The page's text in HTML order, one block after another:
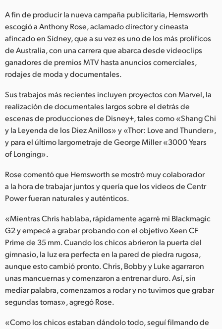
New Zealand
Norway
Poland
Portugal
Singapore
South Africa
España
Sweden
Chinese Taipei
Turkey
UAE
United Kingdom
United States
A fin de producir la nueva campaña publicitaria, Hemsworth
escogió a Anthony Rose, aclamado director y cineasta
afincado en Sídney, que a su vez es uno de los más prolíficos
de Australia, con una carrera que abarca desde videoclips
ganadores de premios MTV hasta anuncios comerciales,
rodajes de moda y documentales.
Sus trabajos más recientes incluyen proyectos con Marvel, la
realización de documentales largos sobre el detrás de
escenas de producciones de Disney+, tales como «Shang Chi
y la Leyenda de los Diez Anillos» y «Thor: Love and Thunder»,
y para el último largometraje de George Miller «3000 Years
of Longing».
Rose comentó que Hemsworth se mostró muy colaborador
a la hora de trabajar juntos y quería que los videos de Centr
Power fueran naturales y auténticos.
«Mientras Chris hablaba, rápidamente agarré mi Blackmagic
G2 y empecé a grabar probando con el objetivo Xeen CF
Prime de 35 mm. Cuando los chicos abrieron la puerta del
gimnasio, la luz era perfecta en la pared de piedra rugosa,
aunque esto cambió pronto. Chris, Bobby y Luke agarraron
unas mancuernas y comenzaron a entrenar duro. Así, sin
mediar palabra, comenzamos a rodar y no tuvimos que grabar
segundas tomas», agregó Rose.
«Como los chicos estaban dándolo todo, seguí filmando de